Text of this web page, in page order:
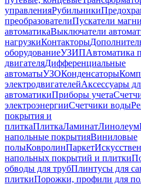
управленияРубильники
преобразователиПускатели
автоматикаВыключатели
нагрузкиКонтакторы
оборудованиеУЗИПАвтоматика
двигателяДифференциальные
автоматыУЗОКонденсаторы
электродвигателейАксессуары
автоматикиПриборы учета
электроэнергииСчетчики воды
покрытия и
плиткаПлиткаЛаминатЛинолеум
напольные покрытияВиниловые
полыКовролинПаркет
напольных покрытий и плитки
обводы для трубПлинтусы для
плиткиПорожки, профили для